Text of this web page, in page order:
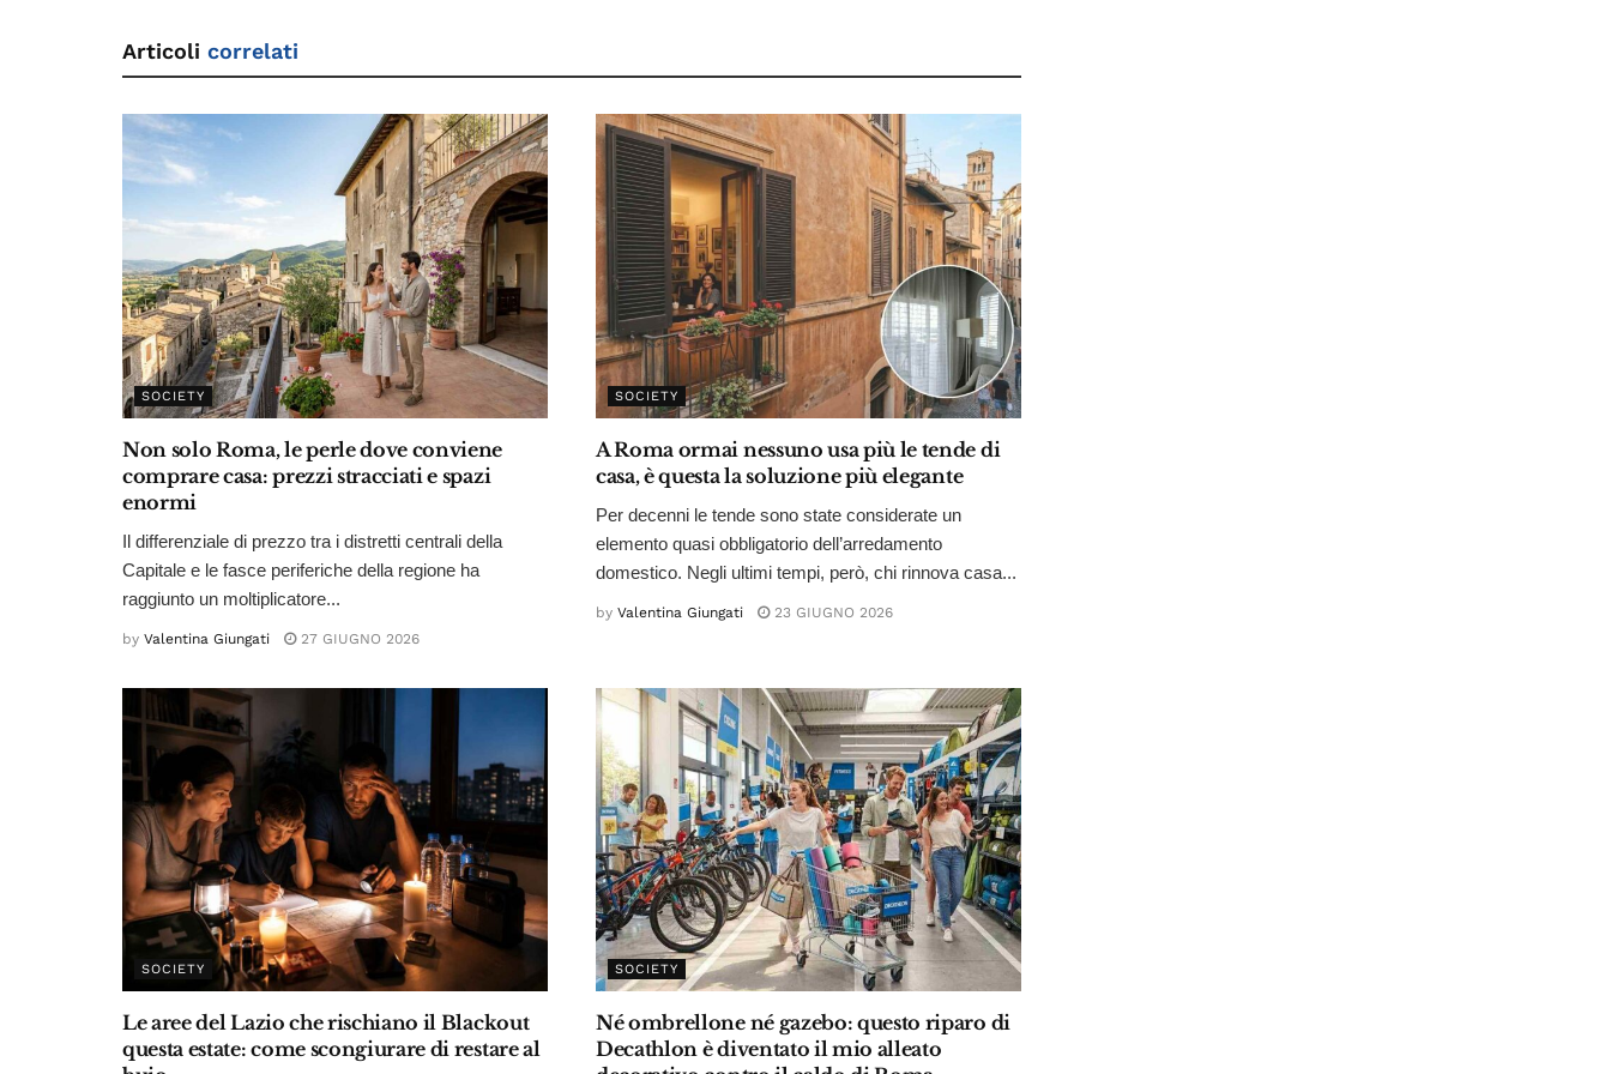
Articoli correlati
SOCIETY
Non solo Roma, le perle dove conviene
comprare casa: prezzi stracciati e spazi
enormi
Il differenziale di prezzo tra i distretti centrali della
Capitale e le fasce periferiche della regione ha
raggiunto un moltiplicatore...
by Valentina Giungati 27 GIUGNO 2026
SOCIETY
A Roma ormai nessuno usa più le tende di
casa, è questa la soluzione più elegante
Per decenni le tende sono state considerate un
elemento quasi obbligatorio dell’arredamento
domestico. Negli ultimi tempi, però, chi rinnova casa...
by Valentina Giungati 23 GIUGNO 2026
SOCIETY
Le aree del Lazio che rischiano il Blackout
questa estate: come scongiurare di restare al
SOCIETY
Né ombrellone né gazebo: questo riparo di
Decathlon è diventato il mio alleato